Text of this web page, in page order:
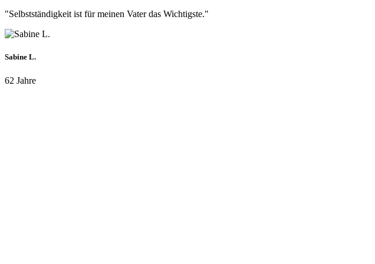
"Selbstständigkeit ist für meinen Vater das Wichtigste."
Sabine L.
62 Jahre